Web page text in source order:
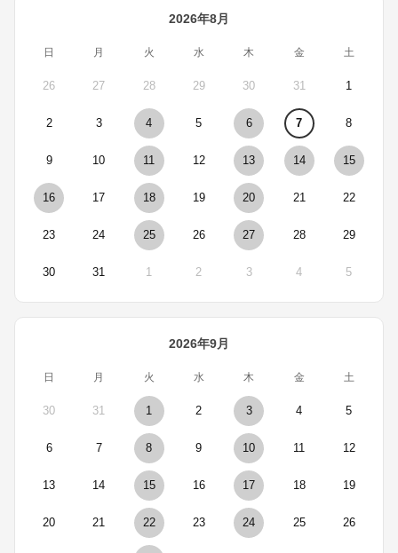
2026年8月
日 月 火 水 木 金 土
26 27 28 29 30 31 1
2 3 4 5 6 7 8
9 10 11 12 13 14 15
16 17 18 19 20 21 22
23 24 25 26 27 28 29
30 31 1 2 3 4 5
2026年9月
日 月 火 水 木 金 土
30 31 1 2 3 4 5
6 7 8 9 10 11 12
13 14 15 16 17 18 19
20 21 22 23 24 25 26